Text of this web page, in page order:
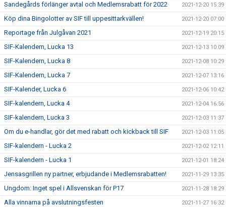
Sandegårds förlänger avtal och Medlemsrabatt för 2022 2021-12-20 15:39
Köp dina Bingolotter av SIF till uppesittarkvällen! 2021-12-20 07:00
Reportage från Julgåvan 2021 2021-12-19 20:15
SIF-Kalendern, Lucka 13 2021-12-13 10:09
SIF-Kalendern, Lucka 8 2021-12-08 10:29
SIF-Kalendern, Lucka 7 2021-12-07 13:16
SIF-Kalender, Lucka 6 2021-12-06 10:42
SIF-kalendern, Lucka 4 2021-12-04 16:56
SIF-kalendern, Lucka 3 2021-12-03 11:37
Om du e-handlar, gör det med rabatt och kickback till SIF 2021-12-03 11:05
SIF-kalendern - Lucka 2 2021-12-02 12:11
SIF-kalendern - Lucka 1 2021-12-01 18:24
Jensasgrillen ny partner, erbjudande i Medlemsrabatten! 2021-11-29 13:35
Ungdom: Inget spel i Allsvenskan för P17 2021-11-28 18:29
Alla vinnarna på avslutningsfesten 2021-11-27 16:32